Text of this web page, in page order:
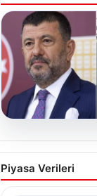
06.08.2026
Veli
Hür Ağbaba
Piyasa Verileri